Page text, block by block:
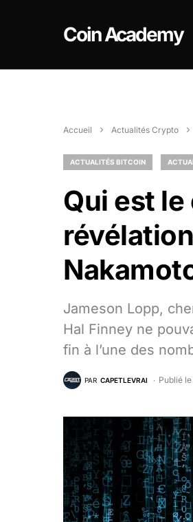
Coin Academy
Accueil Actualités Crypto
ACTUALITÉS BITCOIN
Qui est
Jameson Lopp,
Hal Finney ne
fin à l’une des
PAR CAPETLEVRAI Publié